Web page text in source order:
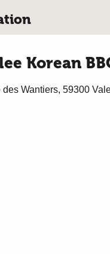
Korean
des Wantiers, 59300